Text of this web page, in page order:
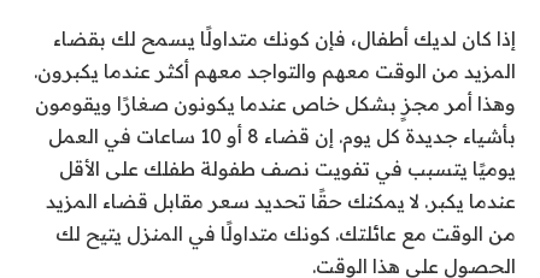
إذا كان لديك أطفال، فإن كونك متداولًا يسمح لك بقضاء
المزيد من الوقت معهم والتواجد معهم أكثر عندما يكبرون.
وهذا أمر مجزٍ بشكل خاص عندما يكونون صغارًا ويقومون
بأشياء جديدة كل يوم. إن قضاء 8 أو 10 ساعات في العمل
يوميًا يتسبب في تفويت نصف طفولة طفلك على الأقل
عندما يكبر. لا يمكنك حقًا تحديد سعر مقابل قضاء المزيد
من الوقت مع عائلتك. كونك متداولًا في المنزل يتيح لك
الحصول على هذا الوقت.